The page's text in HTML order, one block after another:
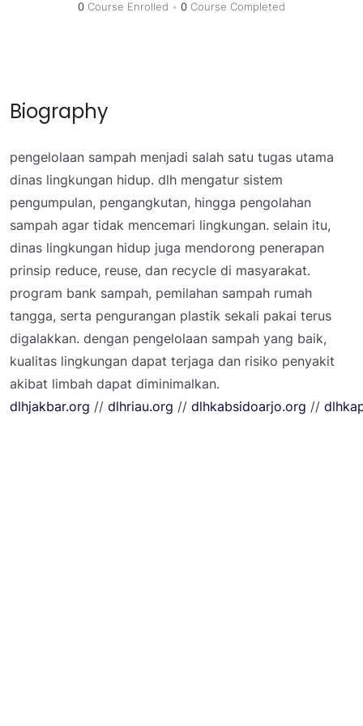
0 Course Enrolled • 0 Course Completed
Biography
pengelolaan sampah menjadi salah satu tugas utama
dinas lingkungan hidup. dlh mengatur sistem
pengumpulan, pengangkutan, hingga pengolahan
sampah agar tidak mencemari lingkungan. selain itu,
dinas lingkungan hidup juga mendorong penerapan
prinsip reduce, reuse, dan recycle di masyarakat.
program bank sampah, pemilahan sampah rumah
tangga, serta pengurangan plastik sekali pakai terus
digalakkan. dengan pengelolaan sampah yang baik,
kualitas lingkungan dapat terjaga dan risiko penyakit
akibat limbah dapat diminimalkan.
dlhjakbar.org // dlhriau.org // dlhkabsidoarjo.org //